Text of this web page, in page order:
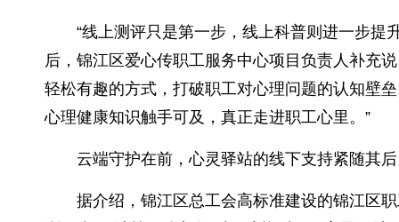
“线上测评只是第一步，线上科普则进一步提
后，锦江区爱心传职工服务中心项目负责人补充
轻松有趣的方式，打破职工对心理问题的认知壁
心理健康知识触手可及，真正走进职工心里。”
云端守护在前，心灵驿站的线下支持紧随其
据介绍，锦江区总工会高标准建设的锦江区